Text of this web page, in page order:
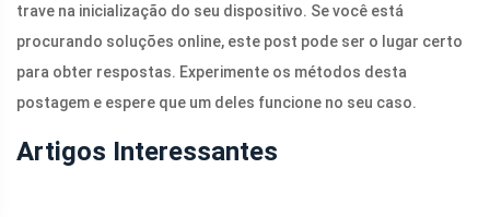
trave na inicialização do seu dispositivo. Se você está
procurando soluções online, este post pode ser o lugar certo
para obter respostas. Experimente os métodos desta
postagem e espere que um deles funcione no seu caso.
Artigos Interessantes